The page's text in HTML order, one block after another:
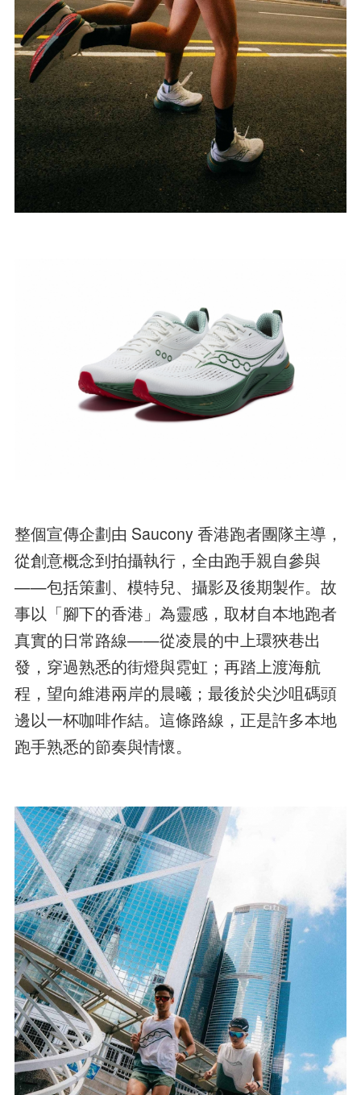
整個宣傳企劃由 Saucony 香港跑者團隊主導，
從創意概念到拍攝執行，全由跑手親自參與
——包括策劃、模特兒、攝影及後期製作。故
事以「腳下的香港」為靈感，取材自本地跑者
真實的日常路線——從凌晨的中上環狹巷出
發，穿過熟悉的街燈與霓虹；再踏上渡海航
程，望向維港兩岸的晨曦；最後於尖沙咀碼頭
邊以一杯咖啡作結。這條路線，正是許多本地
跑手熟悉的節奏與情懷。